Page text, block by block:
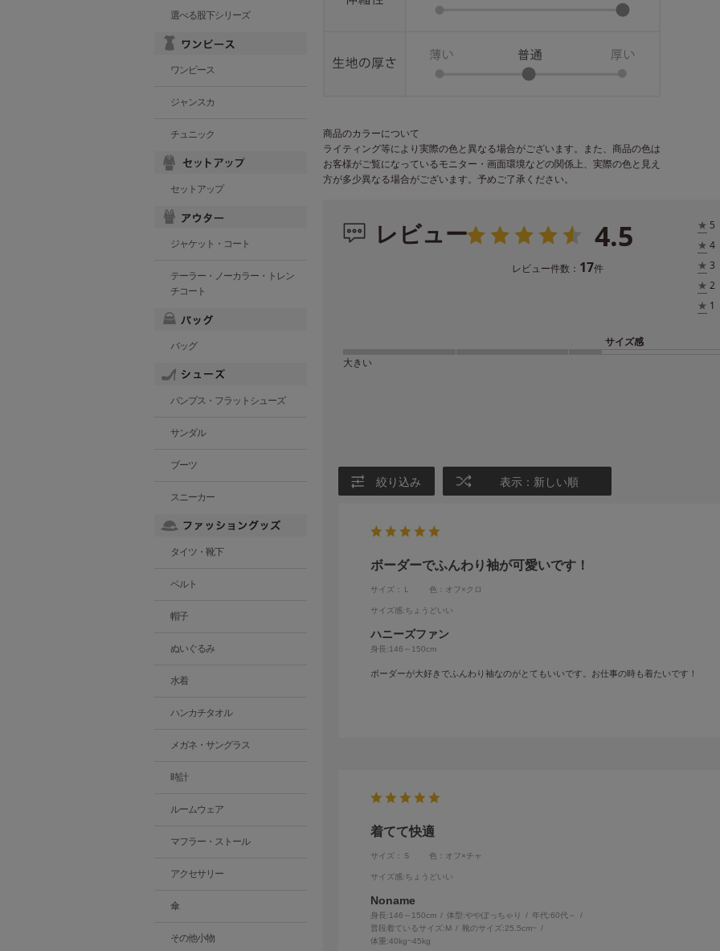
商品のカラーについて
ライティング等により実際の色と異なる場合がございます。また、商品の色は
お客様がご覧になっているモニター・画面環境などの関係上、実際の色と見え
方が多少異なる場合がございます。予めご了承ください。
レビュー 4.5
レビュー件数： 17件
★ 5
★ 4
★ 3
★ 2
★ 1
サイズ感
大きい
絞り込み 表示：新しい順
ボーダーでふんわり袖が可愛いです！
サイズ：Ｌ 色：オフ×クロ
サイズ感:ちょうどいい
ハニーズファン
身長:146～150cm
ボーダーが大好きでふんわり袖なのがとてもいいです。お仕事の時も着たいです！
着てて快適
サイズ：Ｓ 色：オフ×チャ
サイズ感:ちょうどいい
Noname
身長:146～150cm 体型:ぽっちゃり 年代:60代～
普段着ているサイズ:M 靴のサイズ:25.5cm~
体重:40kg~45kg
選べる股下シリーズ
ワンピース
ジャンスカ
チュニック
セットアップ
ジャケット・コート
テーラー・ノーカラー・トレン
チコート
バッグ
パンプス・フラットシューズ
サンダル
ブーツ
スニーカー
タイツ・靴下
ベルト
帽子
ぬいぐるみ
水着
ハンカチタオル
メガネ・サングラス
時計
ルームウェア
マフラー・ストール
アクセサリー
傘
その他小物